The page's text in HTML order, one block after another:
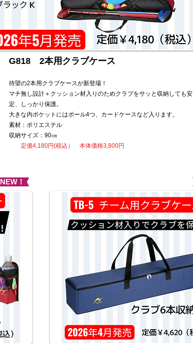
G818 2本用クラブケース
待望の2本用クラブケースが新登場！
マチ無し設計＋クッション材入りのためクラブをサッと収納しても安
定、しっかり保護。
大きな内ポケットにはボール4つ、カードケースなど入ります。
素材：ポリエステル
収納サイズ：90㎝
​ 定価4,180円(税込） 本体価格3,800円
NEW！